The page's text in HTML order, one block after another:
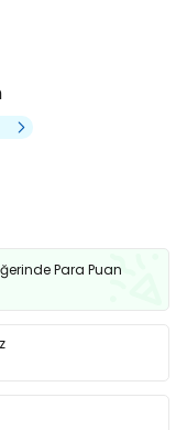
Para Puan